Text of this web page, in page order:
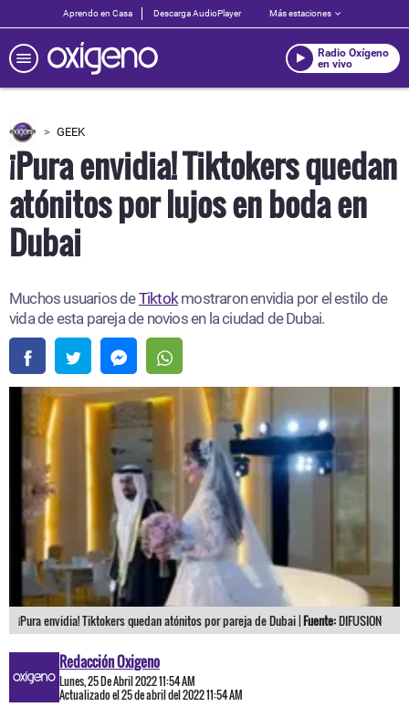
Aprendo en Casa Descarga AudioPlayer Más estaciones
Radio Oxígeno
en vivo
GEEK
¡Pura envidia! Tiktokers quedan
atónitos por lujos en boda en
Dubai
Muchos usuarios deTiktokmostraron envidia por el estilo de
vida de esta pareja de novios en la ciudad de Dubai.
¡Pura envidia! Tiktokers quedan atónitos por pareja de Dubai |Fuente:DIFUSION
Redacción Oxigeno
Lunes, 25 De Abril 2022 11:54 AM
Actualizado el 25 de abril del 2022 11:54 AM